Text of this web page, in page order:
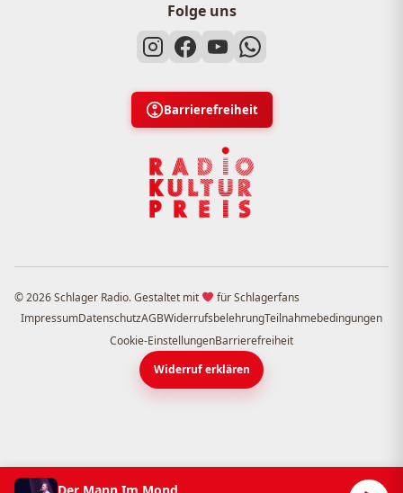
Folge uns
Barrierefreiheit
© 2026 Schlager Radio. Gestaltet mit
für Schlagerfans
ImpressumDatenschutzAGBWiderrufsbelehrungTeilnahmebedingungen
Cookie-EinstellungenBarrierefreiheit
Widerruf erklären
Der Mann Im Mond